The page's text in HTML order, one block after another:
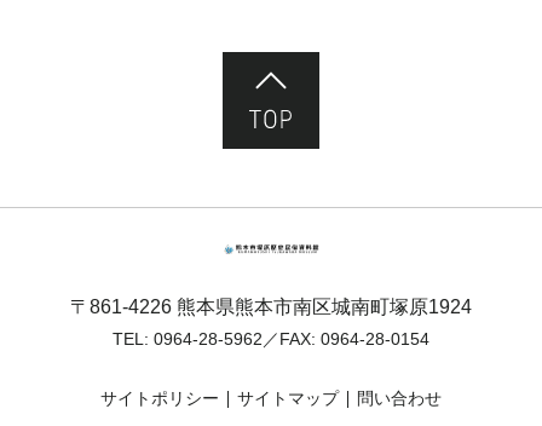
〒861-4226 熊本県熊本市南区城南町塚原1924
TEL: 0964-28-5962 ／FAX: 0964-28-0154
サイトポリシー サイトマップ 問い合わせ